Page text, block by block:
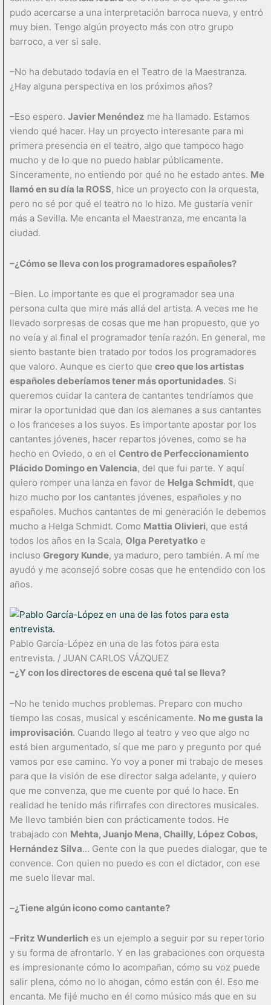
pudo acercarse a una interpretación barroca nueva, y entró
muy bien. Tengo algún proyecto más con otro grupo
barroco, a ver si sale.
–No ha debutado todavía en el Teatro de la Maestranza.
¿Hay alguna perspectiva en los próximos años?
–Eso espero. Javier Menéndez me ha llamado. Estamos
viendo qué hacer. Hay un proyecto interesante para mi
primera presencia en el teatro, algo que tampoco hago
mucho y de lo que no puedo hablar públicamente.
Sinceramente, no entiendo por qué no he estado antes. Me
llamó en su día la ROSS, hice un proyecto con la orquesta,
pero no sé por qué el teatro no lo hizo. Me gustaría venir
más a Sevilla. Me encanta el Maestranza, me encanta la
ciudad.
–¿Cómo se lleva con los programadores españoles?
–Bien. Lo importante es que el programador sea una
persona culta que mire más allá del artista. A veces me he
llevado sorpresas de cosas que me han propuesto, que yo
no veía y al final el programador tenía razón. En general, me
siento bastante bien tratado por todos los programadores
que valoro. Aunque es cierto que creo que los artistas
españoles deberíamos tener más oportunidades. Si
queremos cuidar la cantera de cantantes tendríamos que
mirar la oportunidad que dan los alemanes a sus cantantes
o los franceses a los suyos. Es importante apostar por los
cantantes jóvenes, hacer repartos jóvenes, como se ha
hecho en Oviedo, o en el Centro de Perfeccionamiento
Plácido Domingo en Valencia, del que fui parte. Y aquí
quiero romper una lanza en favor de Helga Schmidt, que
hizo mucho por los cantantes jóvenes, españoles y no
españoles. Muchos cantantes de mi generación le debemos
mucho a Helga Schmidt. Como Mattia Olivieri, que está
todos los años en la Scala, Olga Peretyatko e
incluso Gregory Kunde, ya maduro, pero también. A mí me
ayudó y me aconsejó sobre cosas que he entendido con los
años.
Pablo García-López en una de las fotos para esta
entrevista. / JUAN CARLOS VÁZQUEZ
–¿Y con los directores de escena qué tal se lleva?
–No he tenido muchos problemas. Preparo con mucho
tiempo las cosas, musical y escénicamente. No me gusta la
improvisación. Cuando llego al teatro y veo que algo no
está bien argumentado, sí que me paro y pregunto por qué
vamos por ese camino. Yo voy a poner mi trabajo de meses
para que la visión de ese director salga adelante, y quiero
que me convenza, que me cuente por qué lo hace. En
realidad he tenido más rifirrafes con directores musicales.
Me llevo también bien con prácticamente todos. He
trabajado con Mehta, Juanjo Mena, Chailly, López Cobos,
Hernández Silva… Gente con la que puedes dialogar, que te
convence. Con quien no puedo es con el dictador, con ese
me suelo llevar mal.
–¿Tiene algún icono como cantante?
–Fritz Wunderlich es un ejemplo a seguir por su repertorio
y su forma de afrontarlo. Y en las grabaciones con orquesta
es impresionante cómo lo acompañan, cómo su voz puede
salir plena, cómo no lo ahogan, cómo están con él. Eso me
encanta. Me fijé mucho en él como músico más que en su